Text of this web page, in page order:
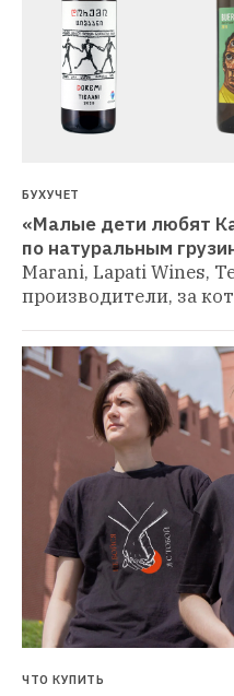
БУХУЧЕТ
«Малые дети любят
по натуральным
Marani, Lapati Wines,
производители, за
ЧТО КУПИТЬ